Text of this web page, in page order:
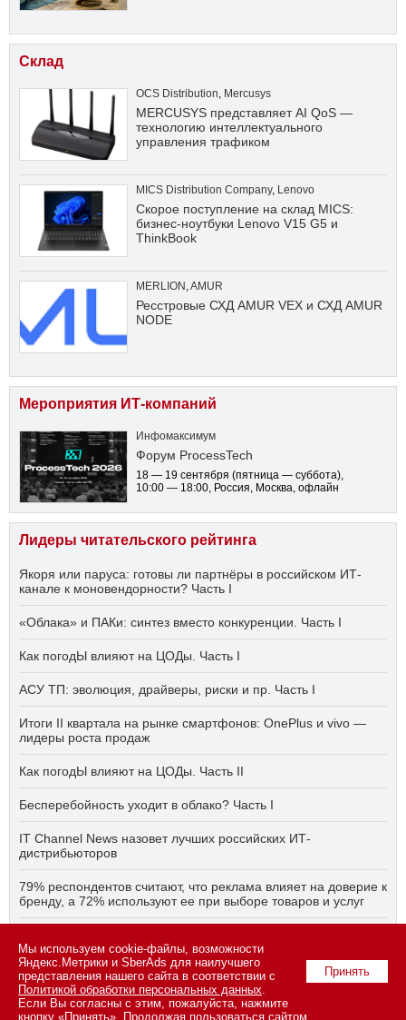
Склад
OCS Distribution Mercusys
MERCUSYS представляет AI QoS —
технологию интеллектуального
управления трафиком
MICS Distribution Company, Lenovo
Скорое поступление на склад MICS:
бизнес-ноутбуки Lenovo V15 G5 и
ThinkBook
MERLION AMUR
Ресстровые СХД AMUR VEX и СХД AMUR
NODE
Мероприятия ИТ-компаний
Инфомаксимум
Форум ProcessTech
18 — 19 сентября (пятница — суббота)
10:00 — 18:00 , Россия, Москва, офлайн
Лидеры читательского рейтинга
Якоря или паруса: готовы ли партнёры в российском ИТ-
канале к моновендорности? Часть I
«Облака» и ПАКи: синтез вместо конкуренции. Часть I
Как погодЫ влияют на ЦОДы. Часть I
АСУ ТП: эволюция, драйверы, риски и пр. Часть I
Итоги II квартала на рынке смартфонов: OnePlus и vivo —
лидеры роста продаж
Как погодЫ влияют на ЦОДы. Часть II
Бесперебойность уходит в облако? Часть I
IT Channel News назовет лучших российских ИТ-
дистрибьюторов
79% респондентов считают, что реклама влияет на доверие к
бренду, а 72% используют ее при выборе товаров и услуг
ПО нужно всё сразу? Часть I
© 2026 ООО «СК ПРЕСС».Политика конфиденциальности
Принять
Мы используем cookie-файлы, возможности
Яндекс.Метрики и SberAds для наилучшего
представления нашего сайта в соответствии с
Политикой обработки персональных данных.
Если Вы согласны с этим, пожалуйста, нажмите
кнопку «Принять». Продолжая пользоваться сайтом,